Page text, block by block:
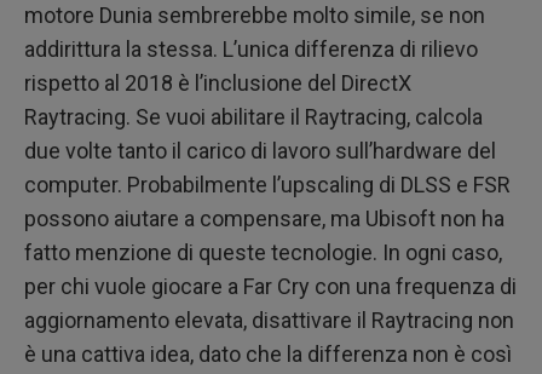
motore Dunia sembrerebbe molto simile, se non
addirittura la stessa. L’unica differenza di rilievo
rispetto al 2018 è l’inclusione del DirectX
Raytracing. Se vuoi abilitare il Raytracing, calcola
due volte tanto il carico di lavoro sull’hardware del
computer. Probabilmente l’upscaling di DLSS e FSR
possono aiutare a compensare, ma Ubisoft non ha
fatto menzione di queste tecnologie. In ogni caso,
per chi vuole giocare a Far Cry con una frequenza di
aggiornamento elevata, disattivare il Raytracing non
è una cattiva idea, dato che la differenza non è così